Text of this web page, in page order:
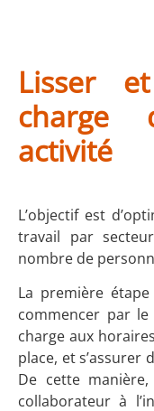
Lisser
charge
activité
L’objectif est
travail par
nombre de
La première
commencer par
charge aux
place, et s’assurer
De cette
collaborateur à